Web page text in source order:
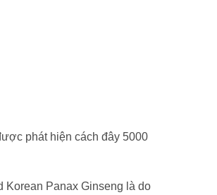
phát hiện cách đây 5000
Korean Panax Ginseng là do